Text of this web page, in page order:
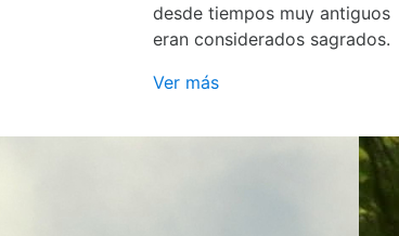
desde tiempos muy antiguos
eran considerados sagrados.
Ver más